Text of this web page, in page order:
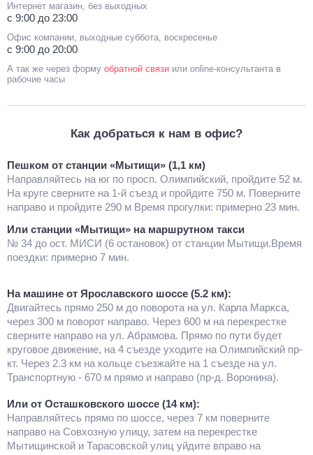
Интернет магазин, без выходных
с 9:00 до 23:00
Офис компании, выходные суббота, воскресенье
с 9:00 до 20:00
А так же через форму обратной связи или online-консультанта в
рабочие часы
Как добраться к нам в офис?
Пешком от станции «Мытищи» (1,1 км)
Направляйтесь на юг по просп. Олимпийский, пройдите 52 м.
На круге сверните на 1-й съезд и пройдите 750 м. Поверните
направо и пройдите 290 м Время прогулки: примерно 23 мин.
Или станции «Мытищи» на маршрутном такси
№ 34 до ост. МИСИ (6 остановок) от станции Мытищи.Время
поездки: примерно 7 мин.
На машине от Ярославского шоссе (5.2 км):
Двигайтесь прямо 250 м до поворота на ул. Карла Маркса,
через 300 м поворот направо. Через 600 м на перекрестке
сверните направо на ул. Абрамова. Прямо по пути будет
круговое движение, на 4 съезде уходите на Олимпийский пр-
кт. Через 2.3 км на кольце съезжайте на 1 съезде на ул.
Транспортную - 670 м прямо и направо (пр-д. Воронина).
Или от Осташковского шоссе (14 км):
Направляйтесь прямо по шоссе, через 7 км поверните
направо на Совхозную улицу, затем на перекрестке
Мытищинской и Тарасовской улиц уйдите вправо на